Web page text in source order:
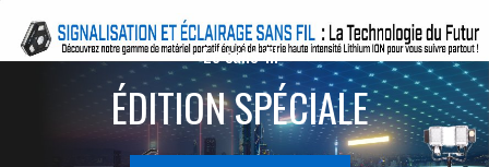
Le sans-fil
ÉDITION SPÉCIALE